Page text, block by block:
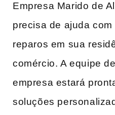
Empresa Marido de
precisa de ajuda
reparos em sua
comércio. A equipe
empresa estará
soluções